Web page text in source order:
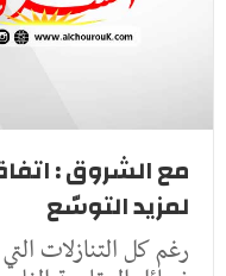
مع الشروق :
لمزيد التوسّع
رغم كل التنازلات